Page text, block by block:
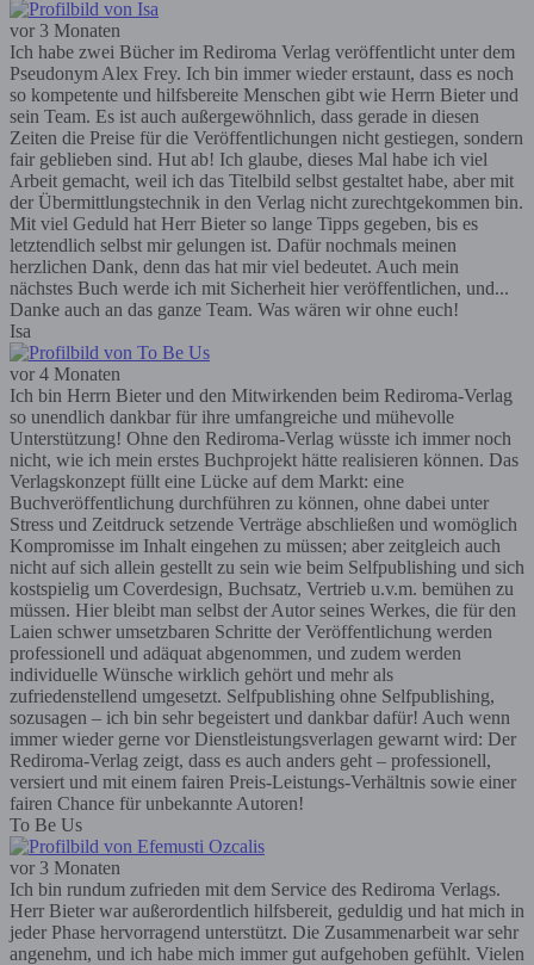
vor 3 Monaten
Ich habe zwei Bücher im Rediroma Verlag veröffentlicht unter dem
Pseudonym Alex Frey. Ich bin immer wieder erstaunt, dass es noch
so kompetente und hilfsbereite Menschen gibt wie Herrn Bieter und
sein Team. Es ist auch außergewöhnlich, dass gerade in diesen
Zeiten die Preise für die Veröffentlichungen nicht gestiegen, sondern
fair geblieben sind. Hut ab! Ich glaube, dieses Mal habe ich viel
Arbeit gemacht, weil ich das Titelbild selbst gestaltet habe, aber mit
der Übermittlungstechnik in den Verlag nicht zurechtgekommen bin.
Mit viel Geduld hat Herr Bieter so lange Tipps gegeben, bis es
letztendlich selbst mir gelungen ist. Dafür nochmals meinen
herzlichen Dank, denn das hat mir viel bedeutet. Auch mein
nächstes Buch werde ich mit Sicherheit hier veröffentlichen, und...
Danke auch an das ganze Team. Was wären wir ohne euch!
Isa
vor 4 Monaten
Ich bin Herrn Bieter und den Mitwirkenden beim Rediroma-Verlag
so unendlich dankbar für ihre umfangreiche und mühevolle
Unterstützung! Ohne den Rediroma-Verlag wüsste ich immer noch
nicht, wie ich mein erstes Buchprojekt hätte realisieren können. Das
Verlagskonzept füllt eine Lücke auf dem Markt: eine
Buchveröffentlichung durchführen zu können, ohne dabei unter
Stress und Zeitdruck setzende Verträge abschließen und womöglich
Kompromisse im Inhalt eingehen zu müssen; aber zeitgleich auch
nicht auf sich allein gestellt zu sein wie beim Selfpublishing und sich
kostspielig um Coverdesign, Buchsatz, Vertrieb u.v.m. bemühen zu
müssen. Hier bleibt man selbst der Autor seines Werkes, die für den
Laien schwer umsetzbaren Schritte der Veröffentlichung werden
professionell und adäquat abgenommen, und zudem werden
individuelle Wünsche wirklich gehört und mehr als
zufriedenstellend umgesetzt. Selfpublishing ohne Selfpublishing,
sozusagen – ich bin sehr begeistert und dankbar dafür! Auch wenn
immer wieder gerne vor Dienstleistungsverlagen gewarnt wird: Der
Rediroma-Verlag zeigt, dass es auch anders geht – professionell,
versiert und mit einem fairen Preis-Leistungs-Verhältnis sowie einer
fairen Chance für unbekannte Autoren!
To Be Us
vor 3 Monaten
Ich bin rundum zufrieden mit dem Service des Rediroma Verlags.
Herr Bieter war außerordentlich hilfsbereit, geduldig und hat mich in
jeder Phase hervorragend unterstützt. Die Zusammenarbeit war sehr
angenehm, und ich habe mich immer gut aufgehoben gefühlt. Vielen